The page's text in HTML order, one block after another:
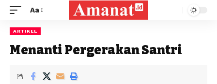
Aa
ARTIKEL
Menanti Pergerakan Santri